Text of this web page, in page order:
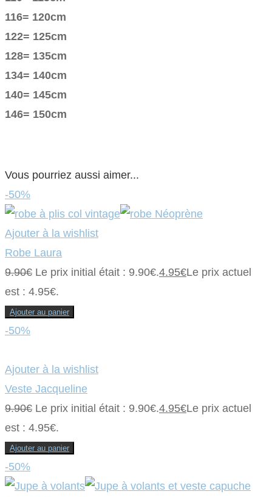
116= 120cm
122= 125cm
128= 135cm
134= 140cm
140= 145cm
146= 150cm
Vous pourriez aussi aimer...
-50%
Ajouter à la wishlist
Robe Laura
9.90€ Le prix initial était : 9.90€.4.95€Le prix actuel
est : 4.95€.
Ajouter au panier
-50%
Ajouter à la wishlist
Veste Jacqueline
9.90€ Le prix initial était : 9.90€.4.95€Le prix actuel
est : 4.95€.
Ajouter au panier
-50%